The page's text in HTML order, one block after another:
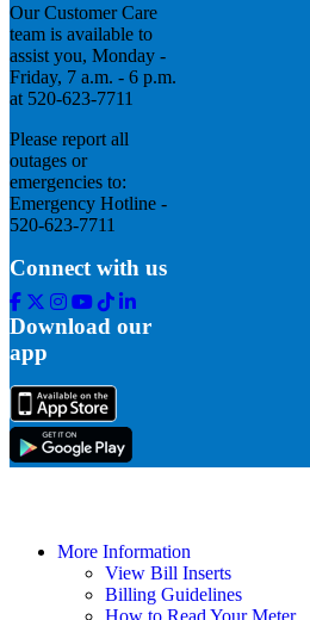
Our Customer Care
team is available to
assist you, Monday -
Friday, 7 a.m. - 6 p.m.
at 520-623-7711
Please report all
outages or
emergencies to:
Emergency Hotline -
520-623-7711
Connect with us
Facebook
Twitter
Instagram
Youtube
Tik
Tok
Linkedin
Download our
app
More Information
View Bill Inserts
Billing Guidelines
How to Read Your Meter